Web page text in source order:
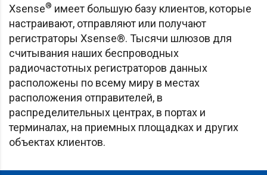
Xsense® имеет большую базу клиентов, которые
настраивают, отправляют или получают
регистраторы Xsense®. Тысячи шлюзов для
считывания наших беспроводных
радиочастотных регистраторов данных
расположены по всему миру в местах
расположения отправителей, в
распределительных центрах, в портах и
терминалах, на приемных площадках и других
объектах клиентов.